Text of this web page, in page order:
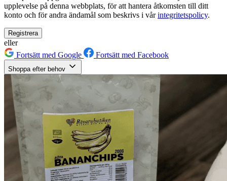
upplevelse på denna webbplats, för att hantera åtkomsten till ditt
konto och för andra ändamål som beskrivs i vårintegritetspolicy.
Registrera
eller
Fortsätt med Google
Fortsätt med Facebook
Shoppa efter behov